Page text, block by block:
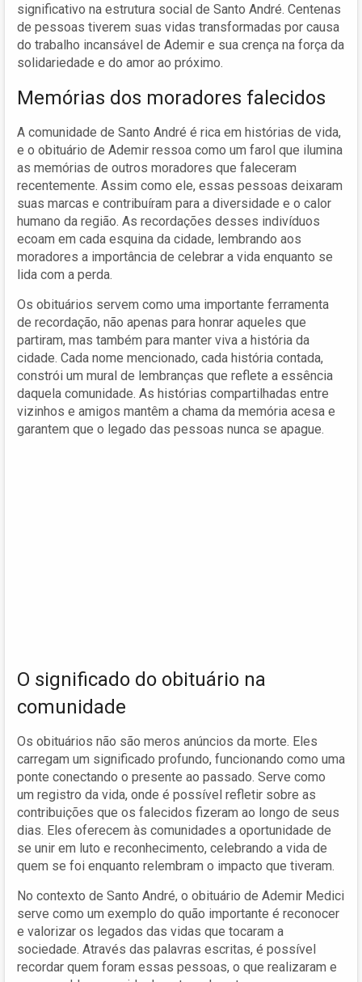
significativo na estrutura social de Santo André. Centenas
de pessoas tiverem suas vidas transformadas por causa
do trabalho incansável de Ademir e sua crença na força da
solidariedade e do amor ao próximo.
Memórias dos moradores falecidos
A comunidade de Santo André é rica em histórias de vida,
e o obituário de Ademir ressoa como um farol que ilumina
as memórias de outros moradores que faleceram
recentemente. Assim como ele, essas pessoas deixaram
suas marcas e contribuíram para a diversidade e o calor
humano da região. As recordações desses indivíduos
ecoam em cada esquina da cidade, lembrando aos
moradores a importância de celebrar a vida enquanto se
lida com a perda.
Os obituários servem como uma importante ferramenta
de recordação, não apenas para honrar aqueles que
partiram, mas também para manter viva a história da
cidade. Cada nome mencionado, cada história contada,
constrói um mural de lembranças que reflete a essência
daquela comunidade. As histórias compartilhadas entre
vizinhos e amigos mantêm a chama da memória acesa e
garantem que o legado das pessoas nunca se apague.
O significado do obituário na
comunidade
Os obituários não são meros anúncios da morte. Eles
carregam um significado profundo, funcionando como uma
ponte conectando o presente ao passado. Serve como
um registro da vida, onde é possível refletir sobre as
contribuições que os falecidos fizeram ao longo de seus
dias. Eles oferecem às comunidades a oportunidade de
se unir em luto e reconhecimento, celebrando a vida de
quem se foi enquanto relembram o impacto que tiveram.
No contexto de Santo André, o obituário de Ademir Medici
serve como um exemplo do quão importante é reconocer
e valorizar os legados das vidas que tocaram a
sociedade. Através das palavras escritas, é possível
recordar quem foram essas pessoas, o que realizaram e